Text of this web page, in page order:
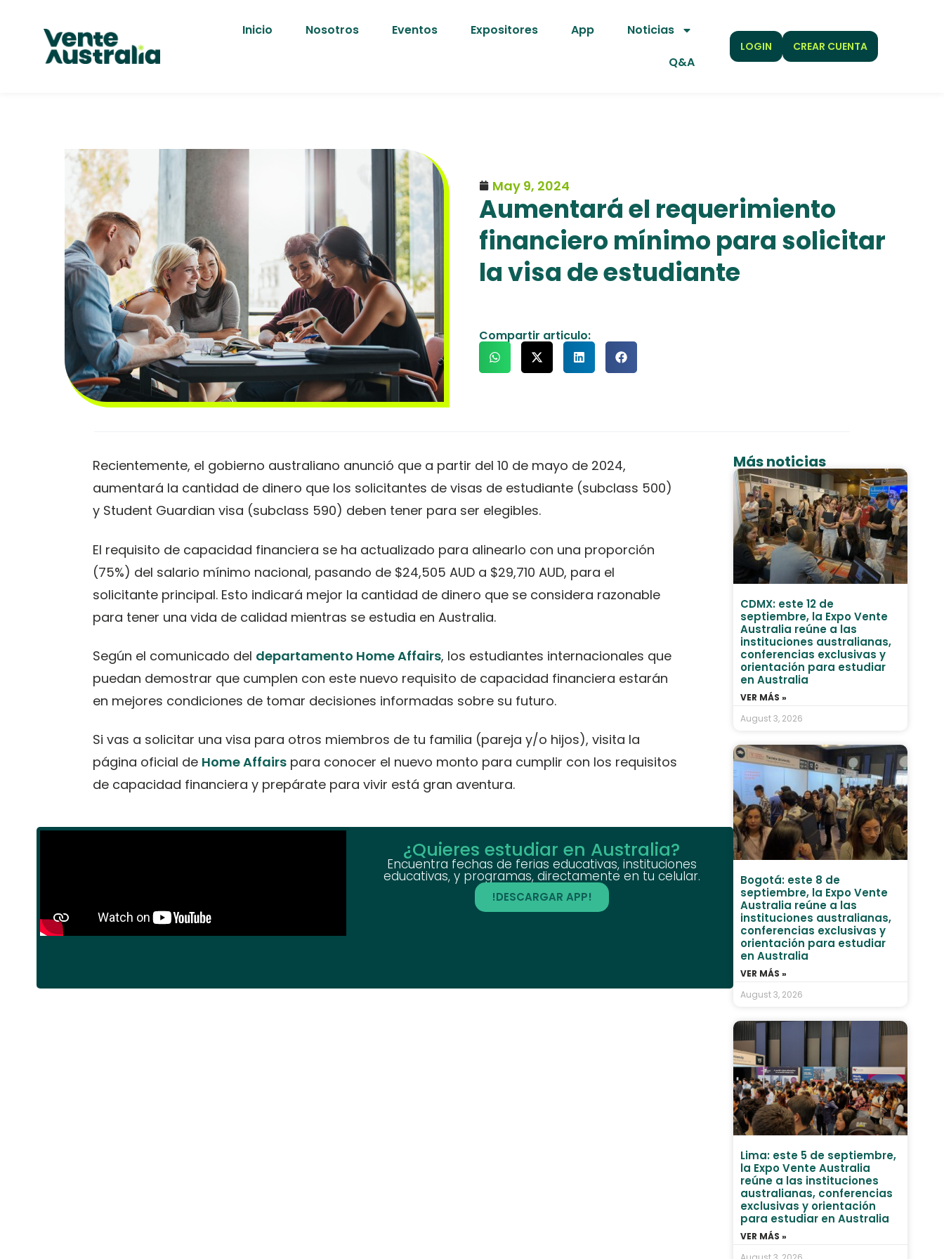
Inicio Nosotros Eventos Expositores App
Noticias
Q&A
LOGIN CREAR CUENTA
May 9, 2024
Aumentará el requerimiento
financiero mínimo para solicitar
la visa de estudiante
Compartir articulo:
​​​Recientemente, el gobierno australiano anunció que a partir del 10 de mayo de 2024,
aumentará la cantidad de dinero que los solicitantes de visas de estudiante (subclass 500)
y Student Guardian visa (subclass 590) deben tener para ser elegibles.
El requisito de capacidad financiera se ha actualizado para alinearlo con una proporción
(75%) del salario mínimo nacional, pasando de $24,505 AUD a $29,710 AUD, para el
solicitante principal. Esto indicará mejor la cantidad de dinero que se considera razonable
para tener una vida de calidad mientras se estudia en Australia.
Según el comunicado del departamento Home Affairs, los estudiantes internacionales que
puedan demostrar que cumplen con este nuevo requisito de capacidad financiera estarán
en mejores condiciones de tomar decisiones informadas sobre su futuro.
Si vas a solicitar una visa para otros miembros de tu familia (pareja y/o hijos), visita la
página oficial de Home Affairs para conocer el nuevo monto para cumplir con los requisitos
de capacidad financiera y prepárate para vivir está gran aventura.
¿Quieres estudiar en Australia?
Encuentra fechas de ferias educativas, instituciones
educativas, y programas, directamente en tu celular.
!DESCARGAR APP!
Más noticias
CDMX: este 12 de
septiembre, la Expo Vente
Australia reúne a las
instituciones australianas,
conferencias exclusivas y
orientación para estudiar
en Australia
VER MÁS »
August 3, 2026
Bogotá: este 8 de
septiembre, la Expo Vente
Australia reúne a las
instituciones australianas,
conferencias exclusivas y
orientación para estudiar
en Australia
VER MÁS »
August 3, 2026
Lima: este 5 de septiembre,
la Expo Vente Australia
reúne a las instituciones
australianas, conferencias
exclusivas y orientación
para estudiar en Australia
VER MÁS »